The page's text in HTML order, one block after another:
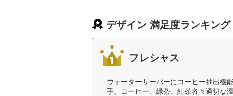
デザイン 満足度ランキング
フレシャス
ウォーターサーバーにコーヒー抽出機
手。コーヒー、緑茶、紅茶各々適切な